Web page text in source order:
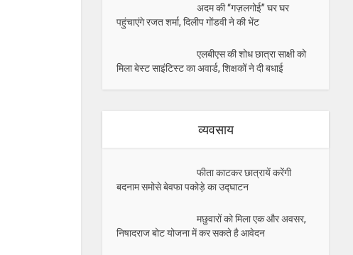
अदम की “गज़लगोई” घर घर
पहुंचाएंगे रजत शर्मा, दिलीप गोंडवी ने की भेंट
एलबीएस की शोध छात्रा साक्षी को
मिला बेस्ट साइंटिस्ट का अवार्ड, शिक्षकों ने दी बधाई
व्यवसाय
फीता काटकर छात्रायें करेंगी
बदनाम समोसे बेवफा पकोड़े का उद्घाटन
मछुवारों को मिला एक और अवसर,
निषादराज बोट योजना में कर सकते है आवेदन